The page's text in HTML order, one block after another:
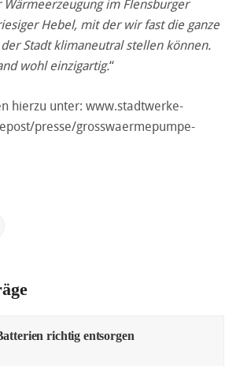
im Flensburger
Hebel, mit der wir fast die ganze
Stadt klimaneutral stellen können.
wohl einzigartig.“
hierzu unter: www.stadtwerke-
presse/grosswaermepumpe-
richtig entsorgen